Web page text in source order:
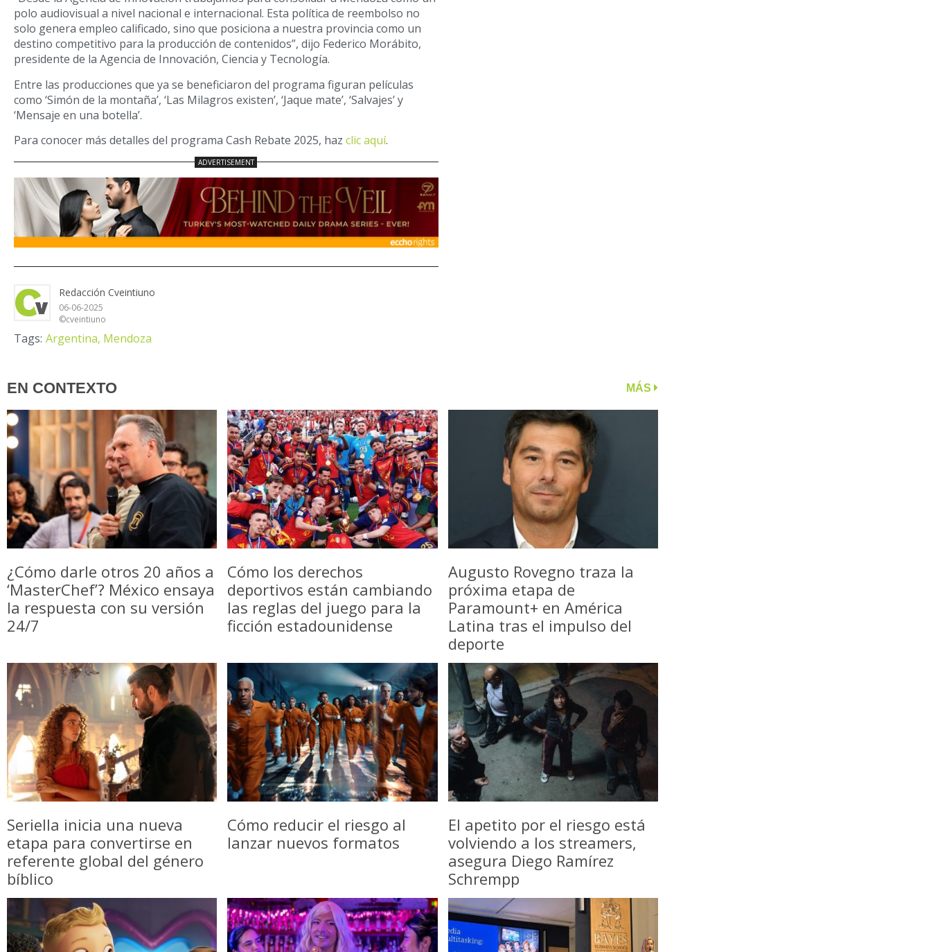
polo audiovisual a nivel nacional e internacional. Esta política de reembolso no
solo genera empleo calificado, sino que posiciona a nuestra provincia como un
destino competitivo para la producción de contenidos”, dijo Federico Morábito,
presidente de la Agencia de Innovación, Ciencia y Tecnología.
Entre las producciones que ya se beneficiaron del programa figuran películas
como ‘Simón de la montaña’, ‘Las Milagros existen’, ‘Jaque mate’, ‘Salvajes’ y
‘Mensaje en una botella’.
Para conocer más detalles del programa Cash Rebate 2025, haz clic aquí.
Redacción Cveintiuno
06-06-2025
©cveintiuno
Tags: Argentina, Mendoza
EN CONTEXTO MÁS
¿Cómo darle otros 20 años a
‘MasterChef’? México ensaya
la respuesta con su versión
24/7
Cómo los derechos
deportivos están cambiando
las reglas del juego para la
ficción estadounidense
Augusto Rovegno traza la
próxima etapa de
Paramount+ en América
Latina tras el impulso del
deporte
Seriella inicia una nueva
etapa para convertirse en
referente global del género
bíblico
Cómo reducir el riesgo al
lanzar nuevos formatos
El apetito por el riesgo está
volviendo a los streamers,
asegura Diego Ramírez
Schrempp